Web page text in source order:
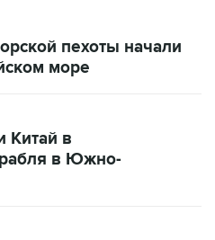
пехоты начали
море
Китай в
в Южно-